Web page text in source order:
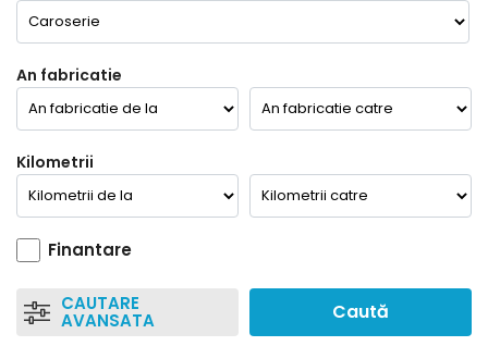
An fabricatie
Kilometrii
Finantare
CAUTARE
AVANSATA Caută